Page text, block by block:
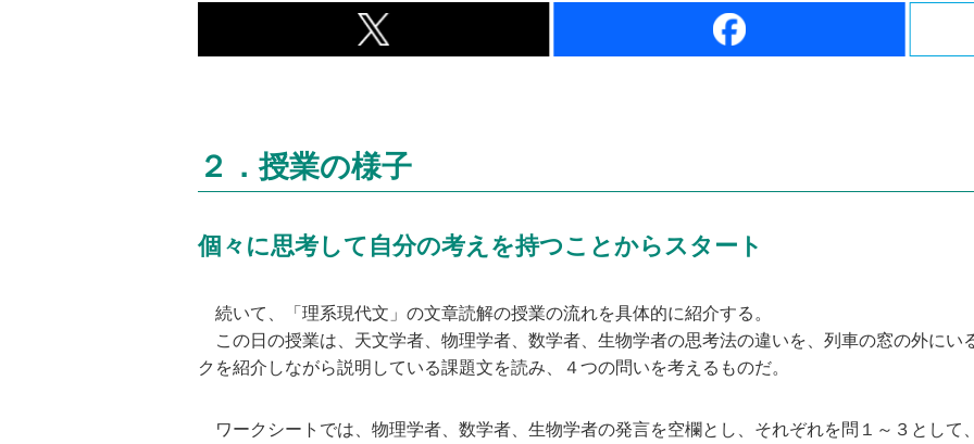
２．授業の様子
個々に思考して自分の考えを持つことからスタート
続いて、「理系現代文」の文章読解の授業の流れを具体的に紹介する。
この日の授業は、天文学者、物理学者、数学者、生物学者の思考法の違いを、列車の窓の外にい
クを紹介しながら説明している課題文を読み、４つの問いを考えるものだ。
ワークシートでは、物理学者、数学者、生物学者の発言を空欄とし、それぞれを問１～３として